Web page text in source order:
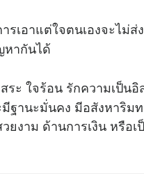
เอาแต่ใจตนเองจะไม่ส่
หากันได้
ะ ใจร้อน รักความเป็น
ฐานะมั่นคง มีอสังหาริ
งาม ด้านการเงิน หรือเ